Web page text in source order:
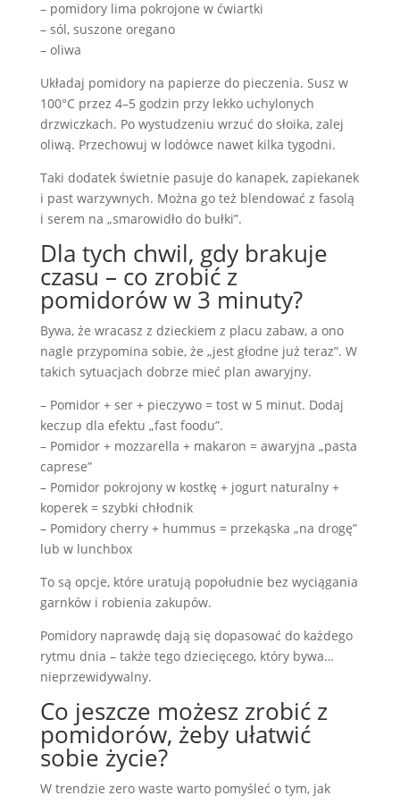
– pomidory lima pokrojone w ćwiartki
– sól, suszone oregano
– oliwa
Układaj pomidory na papierze do pieczenia. Susz w
100°C przez 4–5 godzin przy lekko uchylonych
drzwiczkach. Po wystudzeniu wrzuć do słoika, zalej
oliwą. Przechowuj w lodówce nawet kilka tygodni.
Taki dodatek świetnie pasuje do kanapek, zapiekanek
i past warzywnych. Można go też blendować z fasolą
i serem na „smarowidło do bułki”.
Dla tych chwil, gdy brakuje
czasu – co zrobić z
pomidorów w 3 minuty?
Bywa, że wracasz z dzieckiem z placu zabaw, a ono
nagle przypomina sobie, że „jest głodne już teraz”. W
takich sytuacjach dobrze mieć plan awaryjny.
– Pomidor + ser + pieczywo = tost w 5 minut. Dodaj
keczup dla efektu „fast foodu”.
– Pomidor + mozzarella + makaron = awaryjna „pasta
caprese”
– Pomidor pokrojony w kostkę + jogurt naturalny +
koperek = szybki chłodnik
– Pomidory cherry + hummus = przekąska „na drogę”
lub w lunchbox
To są opcje, które uratują popołudnie bez wyciągania
garnków i robienia zakupów.
Pomidory naprawdę dają się dopasować do każdego
rytmu dnia – także tego dziecięcego, który bywa…
nieprzewidywalny.
Co jeszcze możesz zrobić z
pomidorów, żeby ułatwić
sobie życie?
W trendzie zero waste warto pomyśleć o tym, jak